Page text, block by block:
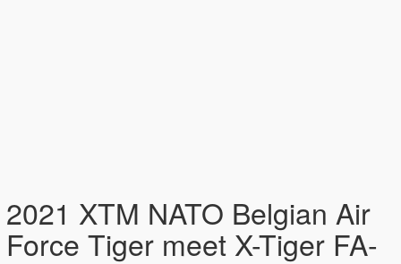
2021 XTM NATO Belgian Air
Force Tiger meet X-Tiger FA-